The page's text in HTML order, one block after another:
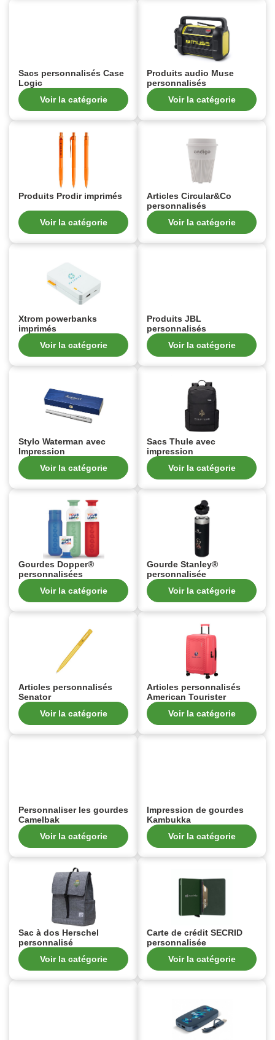
Sacs personnalisés Case
Logic
Voir la catégorie
Produits audio Muse
personnalisés
Voir la catégorie
Produits Prodir imprimés
Voir la catégorie
Articles Circular&Co
personnalisés
Voir la catégorie
Xtrom powerbanks
imprimés
Voir la catégorie
Produits JBL
personnalisés
Voir la catégorie
Stylo Waterman avec
Impression
Voir la catégorie
Sacs Thule avec
impression
Voir la catégorie
Gourdes Dopper®
personnalisées
Voir la catégorie
Gourde Stanley®
personnalisée
Voir la catégorie
Articles personnalisés
Senator
Voir la catégorie
Articles personnalisés
American Tourister
Voir la catégorie
Personnaliser les gourdes
Camelbak
Voir la catégorie
Impression de gourdes
Kambukka
Voir la catégorie
Sac à dos Herschel
personnalisé
Voir la catégorie
Carte de crédit SECRID
personnalisée
Voir la catégorie